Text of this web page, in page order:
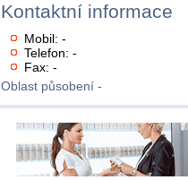
Kontaktní informace
Mobil: -
Telefon: -
Fax: -
Oblast působení -